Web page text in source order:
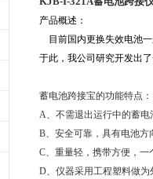
产品概述：
目前国内更换失效电池一
于此，我公司研究开发出
蓄电池跨接宝的功能特点：
A、不需退出运行中的蓄
B、安全可靠，具有电池方
C、重量轻，携带方便，
D、仪器采用工程塑料做